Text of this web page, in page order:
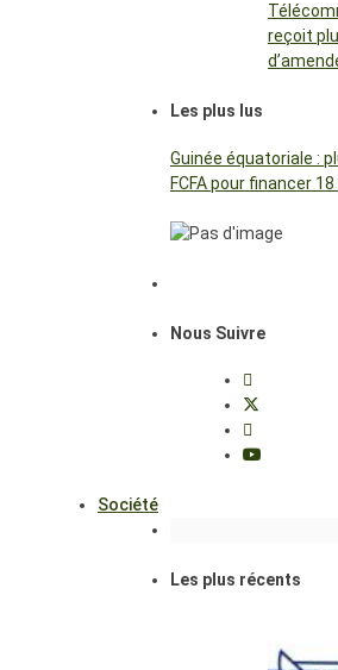
reçoit
Les plus lus
Guinée équatoriale :
FCFA pour financer
Nous Suivre
Société
Les plus récents